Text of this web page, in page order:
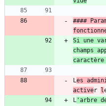
####
Si une
champs
Les
activer l
L 'arbre